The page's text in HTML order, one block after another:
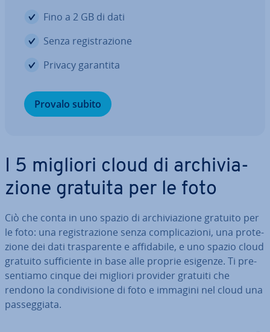
Fino a 2 GB di dati
Senza re­gi­stra­zio­ne
Privacy garantita
Provalo subito
I 5 migliori cloud di ar­chi­via­
zio­ne gratuita per le foto
Ciò che conta in uno spazio di ar­chi­via­zio­ne gratuito per
le foto: una re­gi­stra­zio­ne senza com­pli­ca­zio­ni, una pro­te­
zio­ne dei dati tra­spa­ren­te e af­fi­da­bi­le, e uno spazio cloud
gratuito suf­fi­cien­te in base alle proprie esigenze. Ti pre­
sen­tia­mo cinque dei migliori provider gratuiti che
rendono la con­di­vi­sio­ne di foto e immagini nel cloud una
pas­seg­gia­ta.